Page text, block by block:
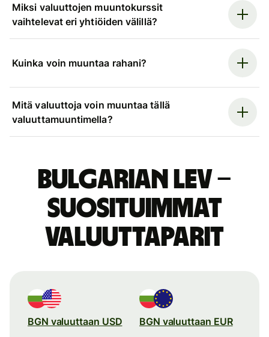
Miksi valuuttojen muuntokurssit
vaihtelevat eri yhtiöiden välillä?
Kuinka voin muuntaa rahani?
Mitä valuuttoja voin muuntaa tällä
valuuttamuuntimella?
Bulgarian lev –
suosituimmat
valuuttaparit
BGN valuuttaan USD BGN valuuttaan EUR